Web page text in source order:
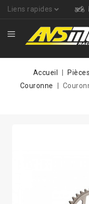
Liens rapides
Accueil
Couronne